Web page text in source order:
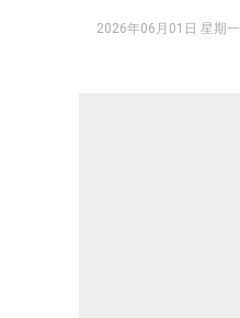
2026年06月01日 星期一